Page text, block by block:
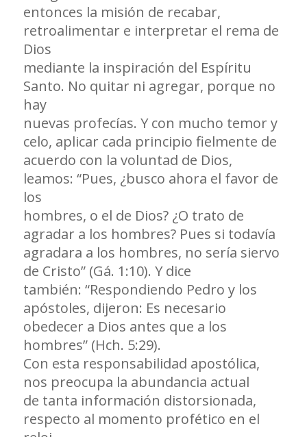
entonces la misión de recabar,
retroalimentar e interpretar el rema de
Dios
mediante la inspiración del Espíritu
Santo. No quitar ni agregar, porque no
hay
nuevas profecías. Y con mucho temor y
celo, aplicar cada principio fielmente de
acuerdo con la voluntad de Dios,
leamos: “Pues, ¿busco ahora el favor de
los
hombres, o el de Dios? ¿O trato de
agradar a los hombres? Pues si todavía
agradara a los hombres, no sería siervo
de Cristo” (Gá. 1:10). Y dice
también: “Respondiendo Pedro y los
apóstoles, dijeron: Es necesario
obedecer a Dios antes que a los
hombres” (Hch. 5:29).
Con esta responsabilidad apostólica,
nos preocupa la abundancia actual
de tanta información distorsionada,
respecto al momento profético en el